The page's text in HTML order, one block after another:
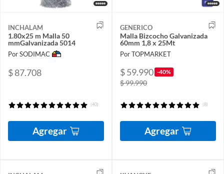
INCHALAM
1.80x25 m Malla 50
mmGalvanizada 5014
Por SODIMAC
$ 87.708
(40)
Agregar
GENERICO
Malla Bizcocho Galvanizada
60mm 1,8 x 25Mt
Por TOPMARKET
$ 59.990 -40%
$ 99.990
(8)
Agregar